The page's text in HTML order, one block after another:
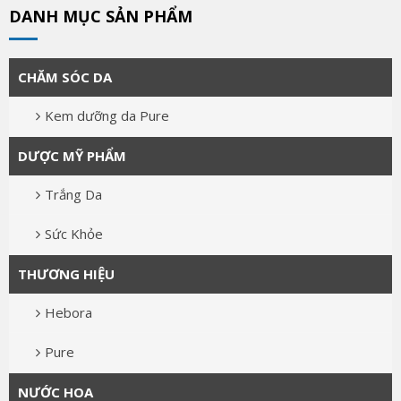
DANH MỤC SẢN PHẨM
CHĂM SÓC DA
Kem dưỡng da Pure
DƯỢC MỸ PHẨM
Trắng Da
Sức Khỏe
THƯƠNG HIỆU
Hebora
Pure
NƯỚC HOA